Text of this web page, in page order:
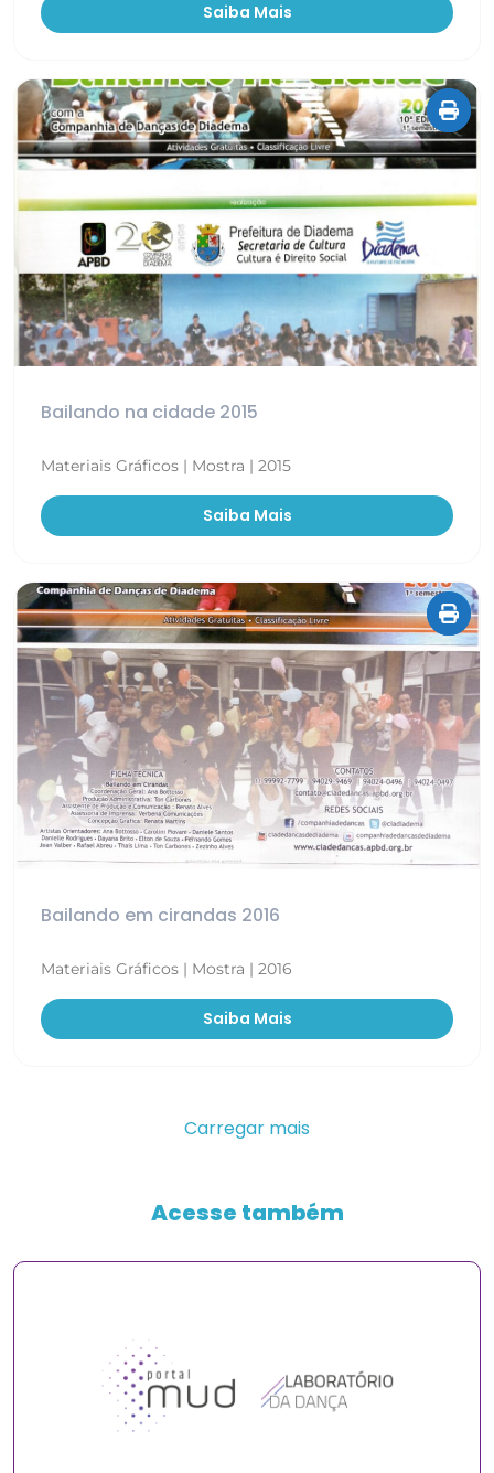
Saiba Mais
Bailando na cidade 2015
Materiais Gráficos | Mostra | 2015
Saiba Mais
Bailando em cirandas 2016
Materiais Gráficos | Mostra | 2016
Saiba Mais
Carregar mais
Acesse também